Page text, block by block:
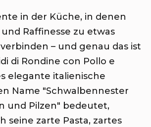
in der Küche, in denen
Raffinesse zu etwas
– und genau das ist
di Rondine con Pollo e
elegante italienische
Name "Schwalbennester
und Pilzen" bedeutet,
seine zarte Pasta, zartes